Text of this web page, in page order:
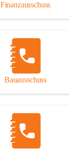
Finanzausschuss
Bauausschuss